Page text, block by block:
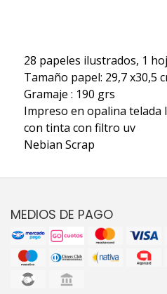
28 papeles ilustrados, 1
Tamaño papel: 29,7 x30,5
Gramaje : 190 grs
Impreso en opalina telada
con tinta con filtro uv
Nebian Scrap
MEDIOS DE PAGO